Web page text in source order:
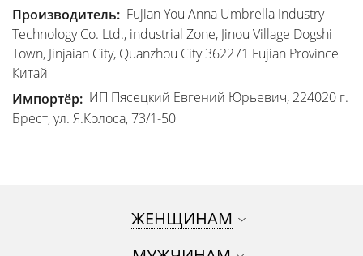
Производитель: Fujian You Anna Umbrella Industry
Technology Co. Ltd., industrial Zone, Jinou Village Dogshi
Town, Jinjaian City, Quanzhou City 362271 Fujian Province
Китай
Импортёр: ИП Пясецкий Евгений Юрьевич, 224020 г.
Брест, ул. Я.Колоса, 73/1-50
ЖЕНЩИНАМ